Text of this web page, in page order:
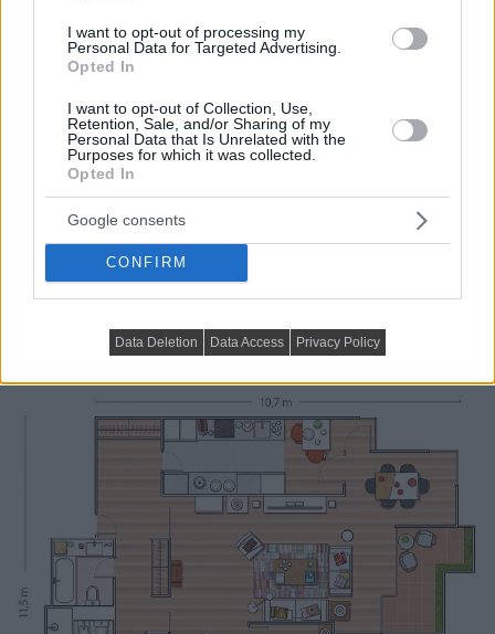
I want to opt-out of processing my
Personal Data for Targeted Advertising.
Opted In
I want to opt-out of Collection, Use,
Retention, Sale, and/or Sharing of my
Personal Data that Is Unrelated with the
Purposes for which it was collected.
Opted In
Google consents
CONFIRM
Data Deletion Data Access Privacy Policy